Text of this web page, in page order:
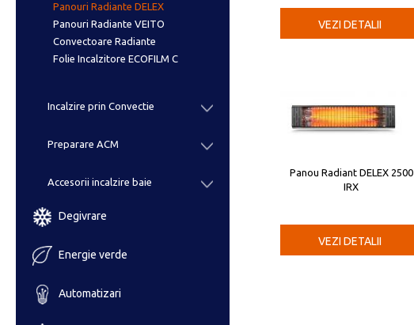
Panouri Radiante DELEX
Panouri Radiante VEITO
Convectoare Radiante
Folie Incalzitore ECOFILM C
Incalzire prin Convectie
Preparare ACM
Accesorii incalzire baie
Degivrare
Energie verde
Automatizari
VEZI DETALII
Panou Radiant DELEX 2500
IRX
VEZI DETALII